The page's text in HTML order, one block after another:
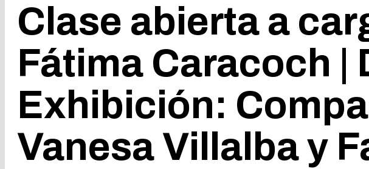
Clase abierta a
Fátima Caracoch |
Exhibición:
Vanesa Villalba y